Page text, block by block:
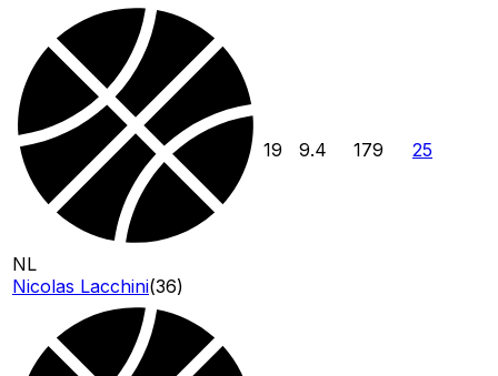
NL
Nicolas Lacchini(36)
19 9.4 179 25